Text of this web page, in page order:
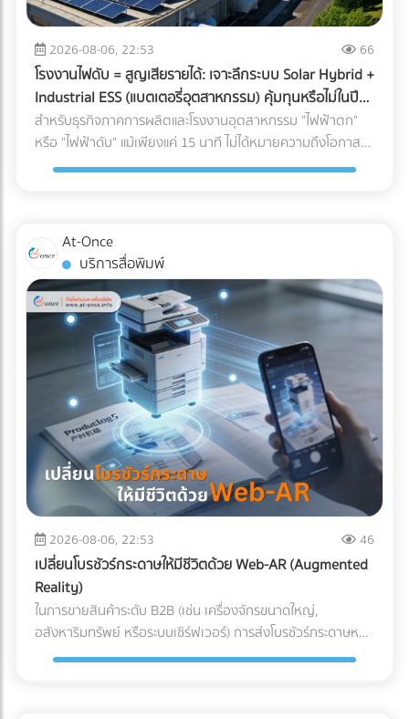
2026-08-06, 22:53 66
โรงงานไฟดับ = สูญเสียรายได้: เจาะลึกระบบ Solar Hybrid +
Industrial ESS (แบตเตอรี่อุตสาหกรรม) คุ้มทุนหรือไม่ในปี
2026?
สำหรับธุรกิจภาคการผลิตและโรงงานอุตสาหกรรม "ไฟฟ้าตก"
หรือ "ไฟฟ้าดับ" แม้เพียงแค่ 15 นาที ไม่ได้หมายความถึงโอกาสที่
พนักงานได้หยุดพักผ่อนชั่วคราว แต่มันคือวิกฤติที่สร้างความ
ต้องหยุดทำงานไปด้วย เพื่อความปลอดภัยของช่างไฟที่กำลัง
ซ่อมแซมสายไฟอยู่ด้านนอก ทำให้โรงงานต้องพึ่งพาเครื่องปั่นไฟ
(Generator) ที่ใช้น้ำมันดีเซลซึ่งมีต้นทุนสูงและปล่อยมลพิษอีก
ด้วย แต่ในปี 2026 เทคโนโลยี Industrial ESS (Energy Storage
System) หรือแบตเตอรี่อุตสาหกรรม ได้เข้ามาปฏิวัติวงการ การ
ผสานระบบ Solar Hybrid เข้ากับ ESS กลายเป็นจิ๊กซอว์ชิ้น
สำคัญที่เจ้าของโรงงานกำลังจับตามอง คำถามคือ... การลงทุน
ระบบนี้ "คุ้มทุน" จริงหรือไม่? บทความนี้จะพาคุณไปเจาะลึกทุกมิติ
ครับ "ต้นทุนแฝง" เมื่อเครื่องจักรสะดุด ที่บิลค่าไฟไม่ได้บอกคุณ
ก่อนจะตอบว่าแบตเตอรี่คุ้มไหม เราต้องประเมิน "ความสูญเสีย"
ที่แท้จริงเวลาโรงงานไฟดับกันก่อนครับ ซึ่งมักจะประกอบไปด้วย 3
ประเด็นที่รบกวนใจผู้บริหารหลายคน: วัตถุดิบที่ต้องเททิ้ง
(Wasted Raw Materials): สำหรับโรงงานพลาสติก อาหาร
หรือเคมีภัณฑ์ หากความร้อนตกหรือสายพานหยุดกะทันหัน
วัตถุดิบที่ค้างอยู่ในเครื่องจักรจะเสียหายและกลายเป็นของเสีย
(Defect/Scrap) ทันที เวลาในการรีเซ็ตระบบ (Downtime &
Restart Time): ไฟดับ 15 นาที ไม่ได้แปลว่ากลับมาผลิตต่อได้ใน
นาทีที่ 16 เครื่องจักรขนาดใหญ่ CNC หรือเตาอบ ต้องใช้เวลา
วอร์มอัปและตั้งค่าพารามิเตอร์ใหม่ ซึ่งอาจกินเวลาเป็นชั่วโมง ค่า
ปรับและความเชื่อมั่น (Penalties & Reputation): การสะดุดของ
At-Once
บริการสื่อพิมพ์
2026-08-06, 22:53 46
เปลี่ยนโบรชัวร์กระดาษให้มีชีวิตด้วย Web-AR (Augmented
Reality)
ในการขายสินค้าระดับ B2B (เช่น เครื่องจักรขนาดใหญ่,
อสังหาริมทรัพย์ หรือระบบเซิร์ฟเวอร์) การส่งโบรชัวร์กระดาษหนา
เตอะให้ผู้บริหารอ่าน มักจะจบลงที่ถังขยะ ในยุคที่คู่แข่งต่างนำ